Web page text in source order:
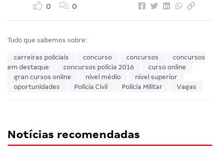
0 0
Tudo que sabemos sobre:
carreiras policiais concurso concursos
concursos
em destaque
concursos polícia 2016
curso online
gran cursos online
nível médio
nível superior
oportunidades
Polícia Civil Polícia Militar Vagas
Notícias recomendadas